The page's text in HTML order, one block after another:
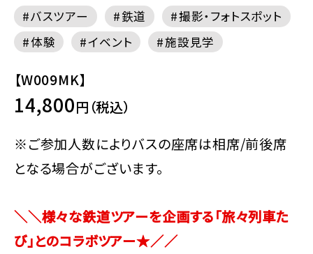
バスツアー 鉄道
撮影・フォトスポット
体験
イベント 施設見学
【W009MK】
14,800円（税込）
※ご参加人数によりバスの座席は相席/前後席
となる場合がございます。
＼＼様々な鉄道ツアーを企画する「旅々列車た
び」とのコラボツアー★／／